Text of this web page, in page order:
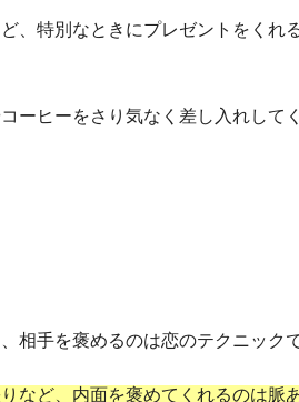
、特別なときにプレゼントをくれ
ーヒーをさり気なく差し入れして
相手を褒めるのは恋のテクニックで
など、内面を褒めてくれるのは脈